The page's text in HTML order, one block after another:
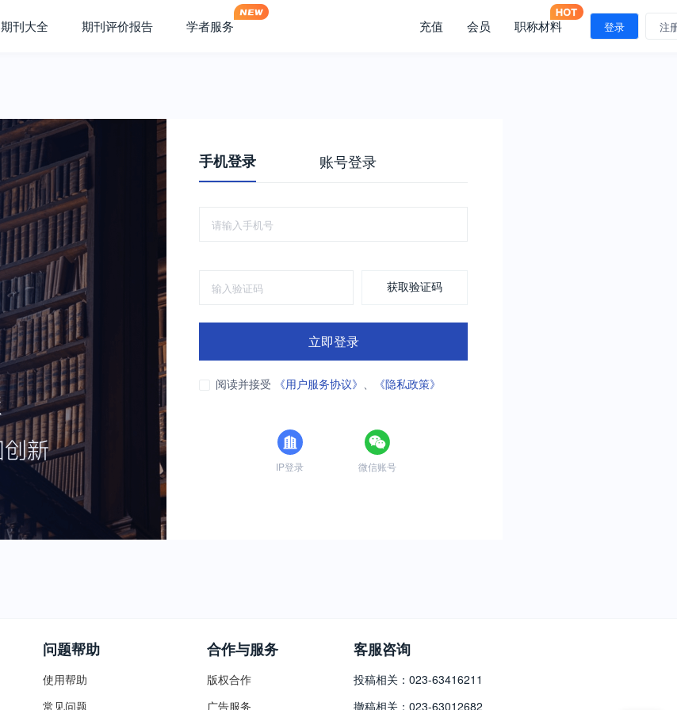
期刊大全 期刊评价报告 学者服务 充值 会员 职称材料 登录 注
手机登录 账号登录
获取验证码
立即登录
阅读并接受 《用户服务协议》 、 《隐私政策》
IP登录 微信账号
问题帮助
使用帮助
常见问题
合作与服务
版权合作
广告服务
客服咨询
投稿相关：023-63416211
撤稿相关：023-63012682